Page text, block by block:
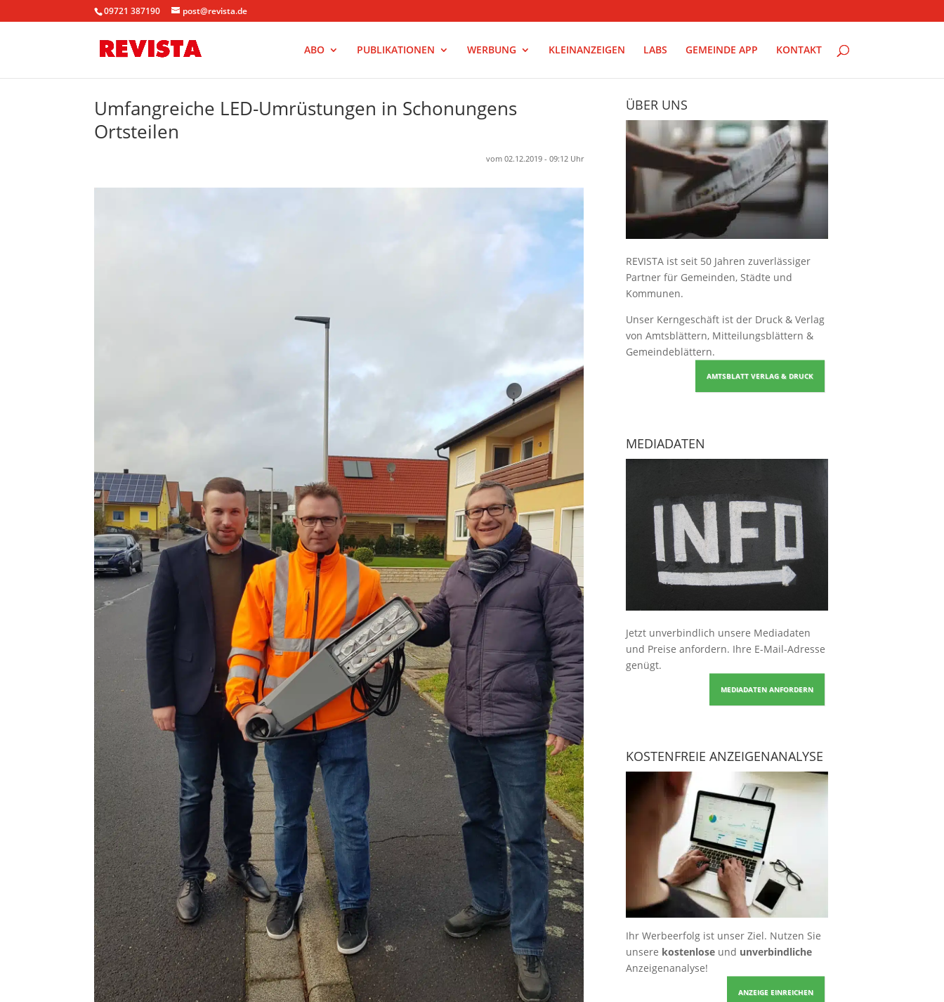
09721 387190 post@revista.de
ABO PUBLIKATIONEN WERBUNG KLEINANZEIGEN LABS GEMEINDE APP KONTAKT
Umfangreiche LED-Umrüstungen in Schonungens
Ortsteilen
vom 02.12.2019 - 09:12 Uhr
ÜBER UNS
REVISTA ist seit 50 Jahren zuverlässiger
Partner für Gemeinden, Städte und
Kommunen.
Unser Kerngeschäft ist der Druck & Verlag
von Amtsblättern, Mitteilungsblättern &
Gemeindeblättern.
AMTSBLATT VERLAG & DRUCK
MEDIADATEN
Jetzt unverbindlich unsere Mediadaten
und Preise anfordern. Ihre E-Mail-Adresse
genügt.
MEDIADATEN ANFORDERN
KOSTENFREIE ANZEIGENANALYSE
Ihr Werbeerfolg ist unser Ziel. Nutzen Sie
unsere kostenloseund unverbindliche
Anzeigenanalyse!
ANZEIGE EINREICHEN